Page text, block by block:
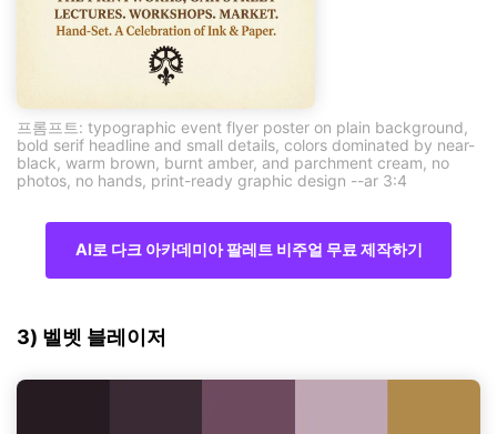
프롬프트: typographic event flyer poster on plain background,
bold serif headline and small details, colors dominated by near-
black, warm brown, burnt amber, and parchment cream, no
photos, no hands, print-ready graphic design --ar 3:4
AI로 다크 아카데미아 팔레트 비주얼 무료 제작하기
3) 벨벳 블레이저